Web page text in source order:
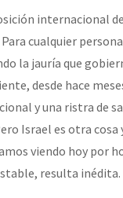
internacional
cualquier
la jauría que
desde hace
y una ristra de
Israel es otra cosa
viendo hoy por
resulta inédita.